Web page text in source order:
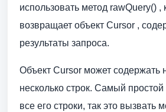
использовать метод rawQuery() ,
возвращает объект Cursor ,
результаты запроса.
Объект Cursor может содержать
несколько строк. Самый
все его строки, так это вызвать